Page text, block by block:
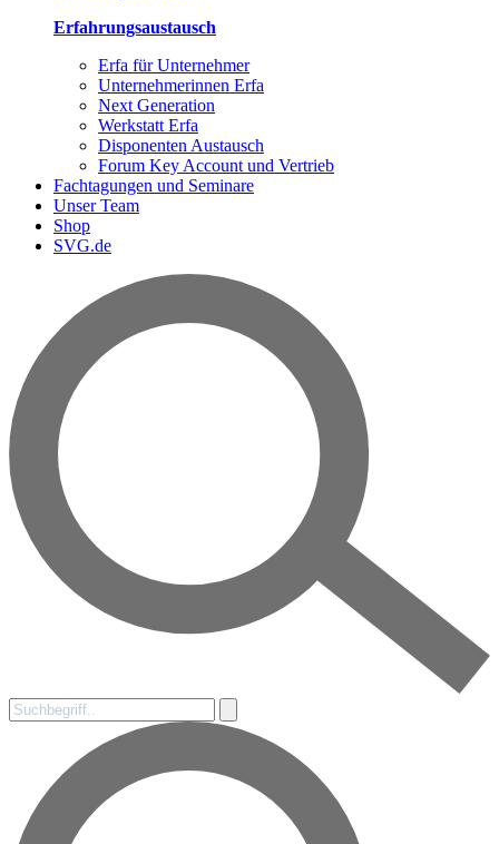
Erfahrungsaustausch
Erfa für Unternehmer
Unternehmerinnen Erfa
Next Generation
Werkstatt Erfa
Disponenten Austausch
Forum Key Account und Vertrieb
Fachtagungen und Seminare
Unser Team
Shop
SVG.de